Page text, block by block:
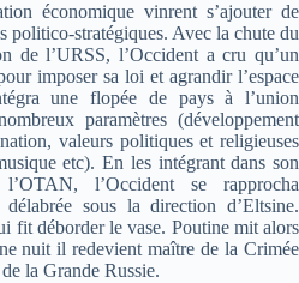
économique vinrent s’ajouter de
politico-stratégiques. Avec la chute du
de l’URSS, l’Occident a cru qu’un
imposer sa loi et agrandir l’espace
une flopée de pays à l’union
paramètres (développement
valeurs politiques et religieuses
etc). En les intégrant dans son
l’Occident se rapprocha
délabrée sous la direction d’Eltsine.
fit déborder le vase. Poutine mit alors
nuit il redevient maître de la Crimée
la Grande Russie.